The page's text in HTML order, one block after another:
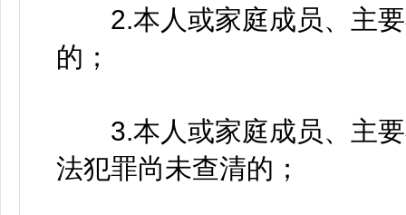
2.本人或家庭成员、主要
的；
3.本人或家庭成员、主要
法犯罪尚未查清的；